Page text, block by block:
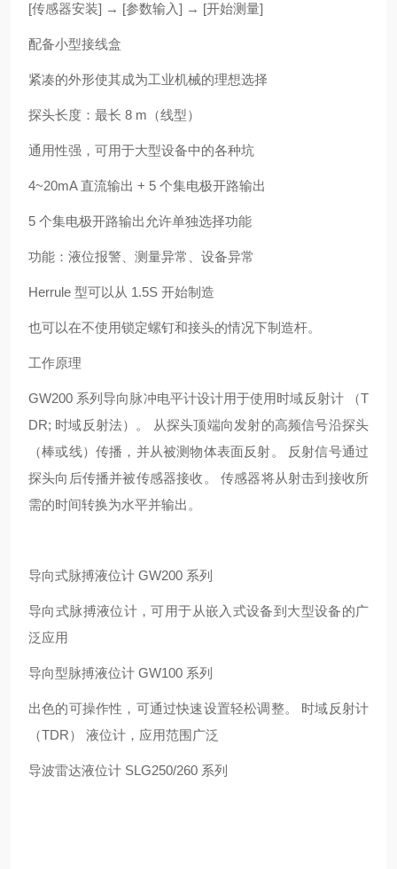
[传感器安装] → [参数输入] → [开始测量]
配备小型接线盒
紧凑的外形使其成为工业机械的理想选择
探头长度：最长 8 m（线型）
通用性强，可用于大型设备中的各种坑
4~20mA 直流输出 + 5 个集电极开路输出
5 个集电极开路输出允许单独选择功能
功能：液位报警、测量异常、设备异常
Herrule 型可以从 1.5S 开始制造
也可以在不使用锁定螺钉和接头的情况下制造杆。
工作原理
GW200 系列导向脉冲电平计设计用于使用时域反射计 （T
DR; 时域反射法）。 从探头顶端向发射的高频信号沿探头
（棒或线）传播，并从被测物体表面反射。 反射信号通过
探头向后传播并被传感器接收。 传感器将从射击到接收所
需的时间转换为水平并输出。
导向式脉搏液位计 GW200 系列
导向式脉搏液位计，可用于从嵌入式设备到大型设备的广
泛应用
导向型脉搏液位计 GW100 系列
出色的可操作性，可通过快速设置轻松调整。 时域反射计
（TDR） 液位计，应用范围广泛
导波雷达液位计 SLG250/260 系列